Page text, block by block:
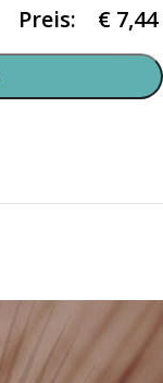
Preis: € 7,44